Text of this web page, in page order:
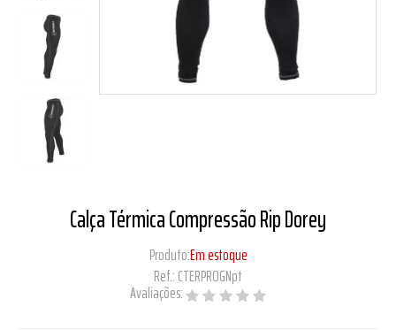
Calça Térmica Compressão Rip Dorey
Produto:Em estoque
Ref.:CTERPROGNpt
Avaliações: